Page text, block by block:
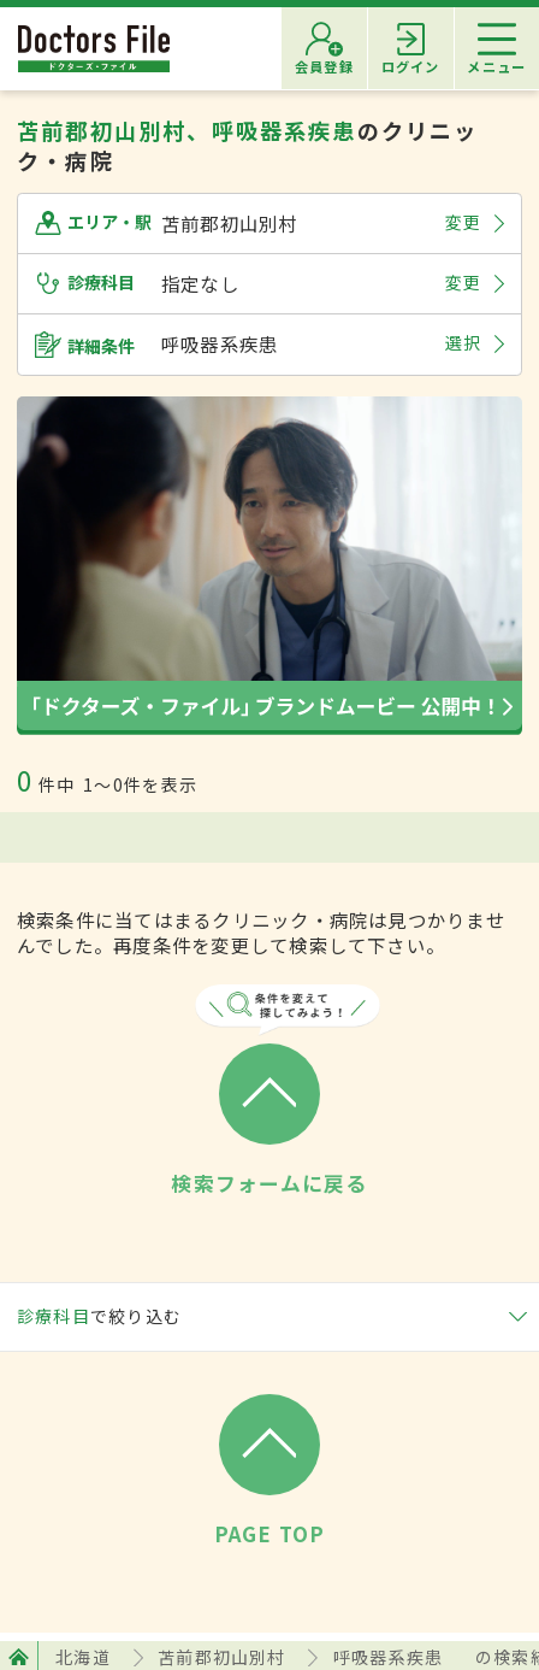
会員登録 ログイン メニュー
苫前郡初山別村、呼吸器系疾患のクリニッ
ク・病院
エリア・駅 苫前郡初山別村 変更
診療科目 指定なし 変更
詳細条件 呼吸器系疾患 選択
0 件中 1〜0件を表示
検索条件に当てはまるクリニック・病院は見つかりませ
んでした。再度条件を変更して検索して下さい。
検索フォームに戻る
診療科目で絞り込む
PAGE TOP
北海道 苫前郡初山別村 呼吸器系疾患 の検索